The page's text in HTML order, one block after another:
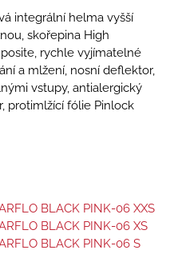
integrální helma vyšší
skořepina High
rychle vyjímatelné
a mlžení, nosní deflektor,
vstupy, antialergický
protimlžící fólie Pinlock
BLACK PINK-06 XXS
BLACK PINK-06 XS
BLACK PINK-06 S